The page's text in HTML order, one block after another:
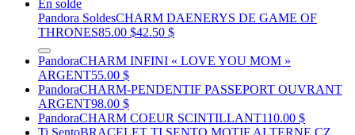
En solde
Pandora SoldesCHARM DAENERYS DE GAME OF
THRONES85.00 $42.50 $
PandoraCHARM INFINI « LOVE YOU MOM »
ARGENT55.00 $
PandoraCHARM-PENDENTIF PASSEPORT OUVRANT
ARGENT98.00 $
PandoraCHARM COEUR SCINTILLANT110.00 $
Ti SentoBRACELET TI SENTO MOTIF ALTERNE CZ